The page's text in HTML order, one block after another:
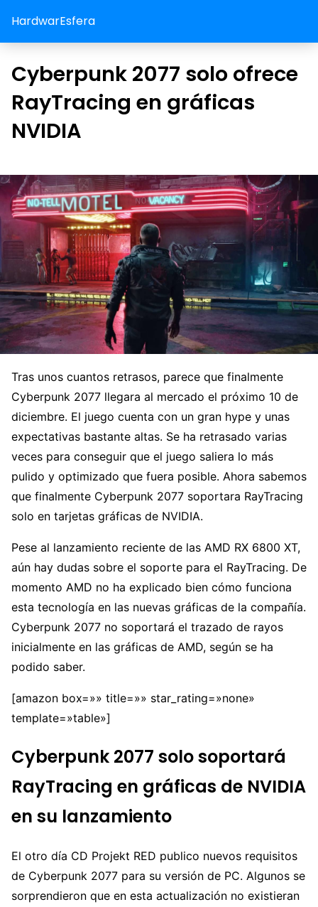
HardwarEsfera
Cyberpunk 2077 solo ofrece
RayTracing en gráficas
NVIDIA
Tras unos cuantos retrasos, parece que finalmente
Cyberpunk 2077 llegara al mercado el próximo 10 de
diciembre. El juego cuenta con un gran hype y unas
expectativas bastante altas. Se ha retrasado varias
veces para conseguir que el juego saliera lo más
pulido y optimizado que fuera posible. Ahora sabemos
que finalmente Cyberpunk 2077 soportara RayTracing
solo en tarjetas gráficas de NVIDIA.
Pese al lanzamiento reciente de las AMD RX 6800 XT,
aún hay dudas sobre el soporte para el RayTracing. De
momento AMD no ha explicado bien cómo funciona
esta tecnología en las nuevas gráficas de la compañía.
Cyberpunk 2077 no soportará el trazado de rayos
inicialmente en las gráficas de AMD, según se ha
podido saber.
[amazon box=»» title=»» star_rating=»none»
template=»table»]
Cyberpunk 2077 solo soportará
RayTracing en gráficas de NVIDIA
en su lanzamiento
El otro día CD Projekt RED publico nuevos requisitos
de Cyberpunk 2077 para su versión de PC. Algunos se
sorprendieron que en esta actualización no existieran